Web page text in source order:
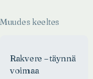
Muudes keeltes
Rakvere – täynnä
voimaa